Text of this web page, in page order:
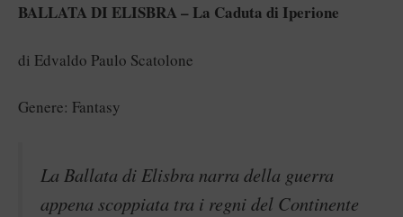
BALLATA DI ELISBRA – La Caduta di Iperione
di Edvaldo Paulo Scatolone
Genere: Fantasy
La Ballata di Elisbra narra della guerra
appena scoppiata tra i regni del Continente